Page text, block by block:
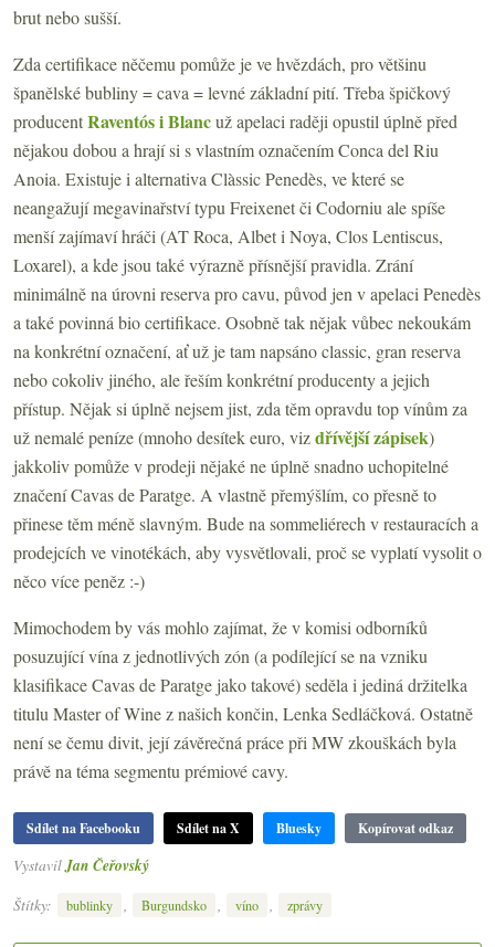
brut nebo sušší.
Zda certifikace něčemu pomůže je ve hvězdách, pro většinu
španělské bubliny = cava = levné základní pití. Třeba špičkový
producentRaventós i Blancuž apelaci raději opustil úplně před
nějakou dobou a hrají si s vlastním označením Conca del Riu
Anoia. Existuje i alternativa Clàssic Penedès, ve které se
neangažují megavinařství typu Freixenet či Codorniu ale spíše
menší zajímaví hráči (AT Roca, Albet i Noya, Clos Lentiscus,
Loxarel), a kde jsou také výrazně přísnější pravidla. Zrání
minimálně na úrovni reserva pro cavu, původ jen v apelaci Penedès
a také povinná bio certifikace. Osobně tak nějak vůbec nekoukám
na konkrétní označení, ať už je tam napsáno classic, gran reserva
nebo cokoliv jiného, ale řeším konkrétní producenty a jejich
přístup. Nějak si úplně nejsem jist, zda těm opravdu top vínům za
už nemalé peníze (mnoho desítek euro, vizdřívější zápisek)
jakkoliv pomůže v prodeji nějaké ne úplně snadno uchopitelné
značení Cavas de Paratge. A vlastně přemýšlím, co přesně to
přinese těm méně slavným. Bude na sommeliérech v restauracích a
prodejcích ve vinotékách, aby vysvětlovali, proč se vyplatí vysolit o
něco více peněz :-)
Mimochodem by vás mohlo zajímat, že v komisi odborníků
posuzující vína z jednotlivých zón (a podílející se na vzniku
klasifikace Cavas de Paratge jako takové) seděla i jediná držitelka
titulu Master of Wine z našich končin, Lenka Sedláčková. Ostatně
není se čemu divit, její závěrečná práce při MW zkouškách byla
právě na téma segmentu prémiové cavy.
Sdílet na Facebooku Sdílet na X Bluesky Kopírovat odkaz
Vystavil Jan Čeřovský
Štítky:
bublinky , Burgundsko , víno , zprávy